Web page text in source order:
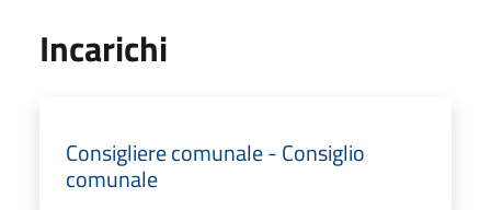
Incarichi
Consigliere comunale - Consiglio
comunale